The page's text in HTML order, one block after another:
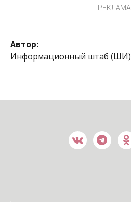
РЕКЛАМА
Автор:
Информационный штаб (ШИ)